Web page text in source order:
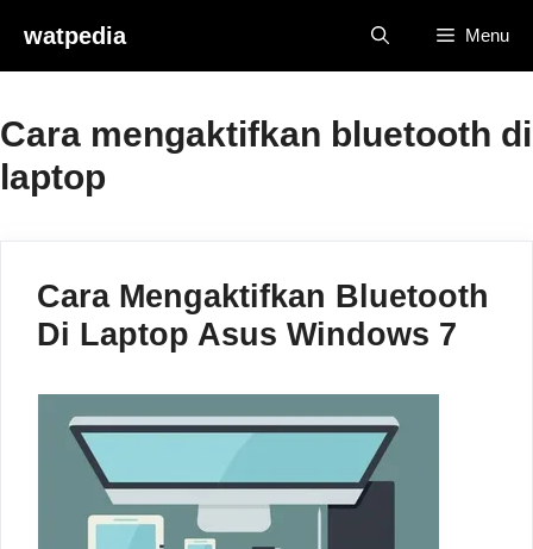
content
watpedia Menu
Cara mengaktifkan bluetooth di
laptop
Cara Mengaktifkan Bluetooth
Di Laptop Asus Windows 7